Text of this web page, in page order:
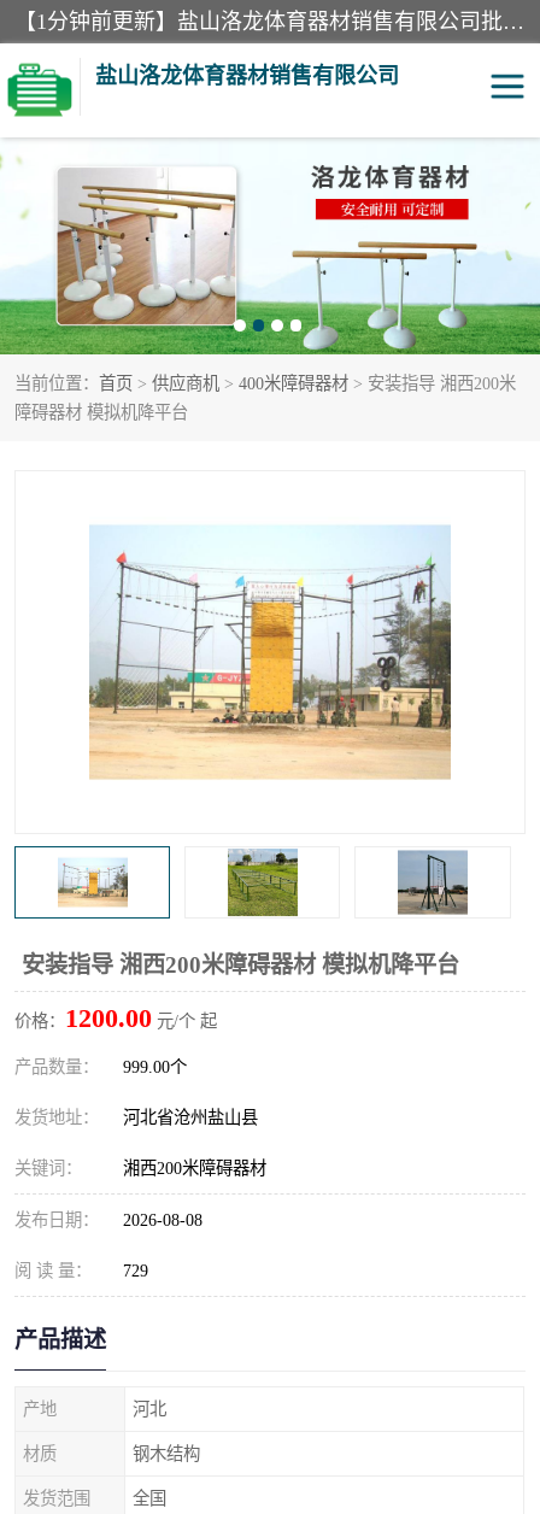
【1分钟前更新】盐山洛龙体育器材销售有限公司批量供应：300米障碍器材、400米障碍器材、部队训练器材、双杠、体操垫、舞蹈把杆等产品。盐山洛龙体育器材销售有限公司经过多年的发展，集研发，生产，销售，售后服务为一体. 奉行“质量，信誉，服务”的宗旨，以开拓创新的精神和真诚守信的态度积极进取。
盐山洛龙体育器材销售有限公司
当前位置： 首页 > 供应商机 > 400米障碍器材 > 安装指导 湘西200米
障碍器材 模拟机降平台
安装指导 湘西200米障碍器材 模拟机降平台
价格： 1200.00 元/个 起
产品数量： 999.00个
发货地址： 河北省沧州盐山县
关键词： 湘西200米障碍器材
发布日期： 2026-08-08
阅 读 量： 729
产品描述
产地 河北
材质 钢木结构
发货范围 全国
单双杠 舞蹈把杆
400米障碍器材 体操垫
300米障碍器材 攀爬架
塑胶跑道 400米障碍器材1